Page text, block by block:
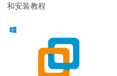
和安装教程